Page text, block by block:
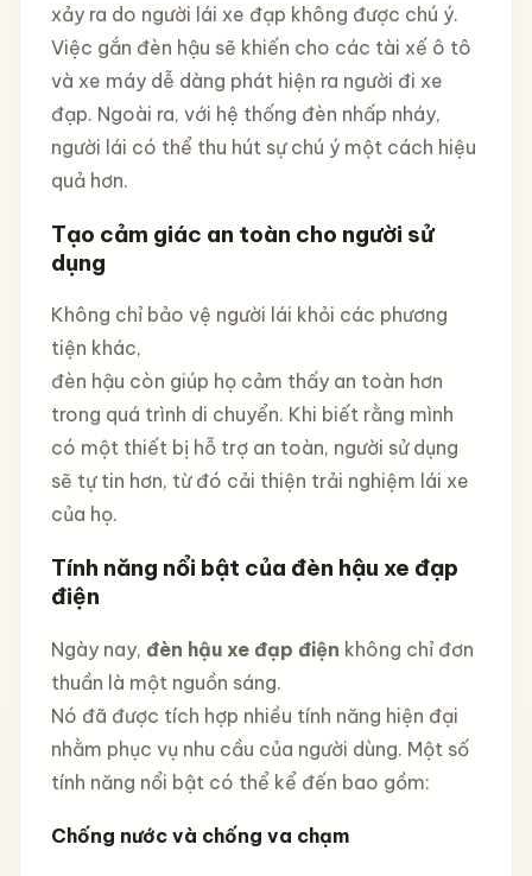
xảy ra do người lái xe đạp không được chú ý.
Việc gắn đèn hậu sẽ khiến cho các tài xế ô tô
và xe máy dễ dàng phát hiện ra người đi xe
đạp. Ngoài ra, với hệ thống đèn nhấp nháy,
người lái có thể thu hút sự chú ý một cách hiệu
quả hơn.
Tạo cảm giác an toàn cho người sử
dụng
Không chỉ bảo vệ người lái khỏi các phương
tiện khác,
đèn hậu còn giúp họ cảm thấy an toàn hơn
trong quá trình di chuyển. Khi biết rằng mình
có một thiết bị hỗ trợ an toàn, người sử dụng
sẽ tự tin hơn, từ đó cải thiện trải nghiệm lái xe
của họ.
Tính năng nổi bật của đèn hậu xe đạp
điện
Ngày nay, đèn hậu xe đạp điện không chỉ đơn
thuần là một nguồn sáng.
Nó đã được tích hợp nhiều tính năng hiện đại
nhằm phục vụ nhu cầu của người dùng. Một số
tính năng nổi bật có thể kể đến bao gồm:
Chống nước và chống va chạm